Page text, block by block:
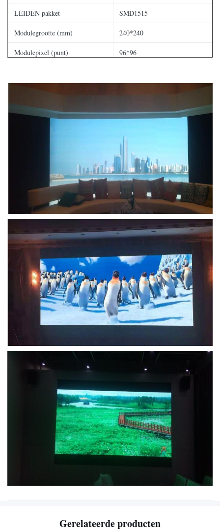
LEIDEN pakket SMD1515
Modulegrootte (mm) 240*240
Modulepixel (punt) 96*96
Kabinetspixel (punt)
Helderheid 600-800 neten
Gerelateerde producten